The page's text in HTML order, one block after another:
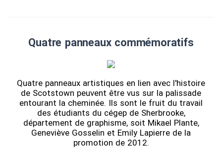
Quatre panneaux commémoratifs
Quatre panneaux artistiques en lien avec l'histoire
de Scotstown peuvent être vus sur la palissade
entourant la cheminée. Ils sont le fruit du travail
des étudiants du cégep de Sherbrooke,
département de graphisme, soit Mikael Plante,
Geneviève Gosselin et Emily Lapierre de la
promotion de 2012.